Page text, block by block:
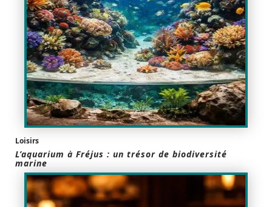
Loisirs
L’aquarium à Fréjus : un trésor de biodiversité
marine